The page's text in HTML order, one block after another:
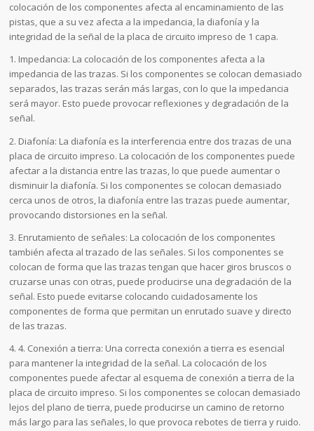
colocación de los componentes afecta al encaminamiento de las
pistas, que a su vez afecta a la impedancia, la diafonía y la
integridad de la señal de la placa de circuito impreso de 1 capa.
1. Impedancia: La colocación de los componentes afecta a la
impedancia de las trazas. Si los componentes se colocan demasiado
separados, las trazas serán más largas, con lo que la impedancia
será mayor. Esto puede provocar reflexiones y degradación de la
señal.
2. Diafonía: La diafonía es la interferencia entre dos trazas de una
placa de circuito impreso. La colocación de los componentes puede
afectar a la distancia entre las trazas, lo que puede aumentar o
disminuir la diafonía. Si los componentes se colocan demasiado
cerca unos de otros, la diafonía entre las trazas puede aumentar,
provocando distorsiones en la señal.
3. Enrutamiento de señales: La colocación de los componentes
también afecta al trazado de las señales. Si los componentes se
colocan de forma que las trazas tengan que hacer giros bruscos o
cruzarse unas con otras, puede producirse una degradación de la
señal. Esto puede evitarse colocando cuidadosamente los
componentes de forma que permitan un enrutado suave y directo
de las trazas.
4. 4. Conexión a tierra: Una correcta conexión a tierra es esencial
para mantener la integridad de la señal. La colocación de los
componentes puede afectar al esquema de conexión a tierra de la
placa de circuito impreso. Si los componentes se colocan demasiado
lejos del plano de tierra, puede producirse un camino de retorno
más largo para las señales, lo que provoca rebotes de tierra y ruido.